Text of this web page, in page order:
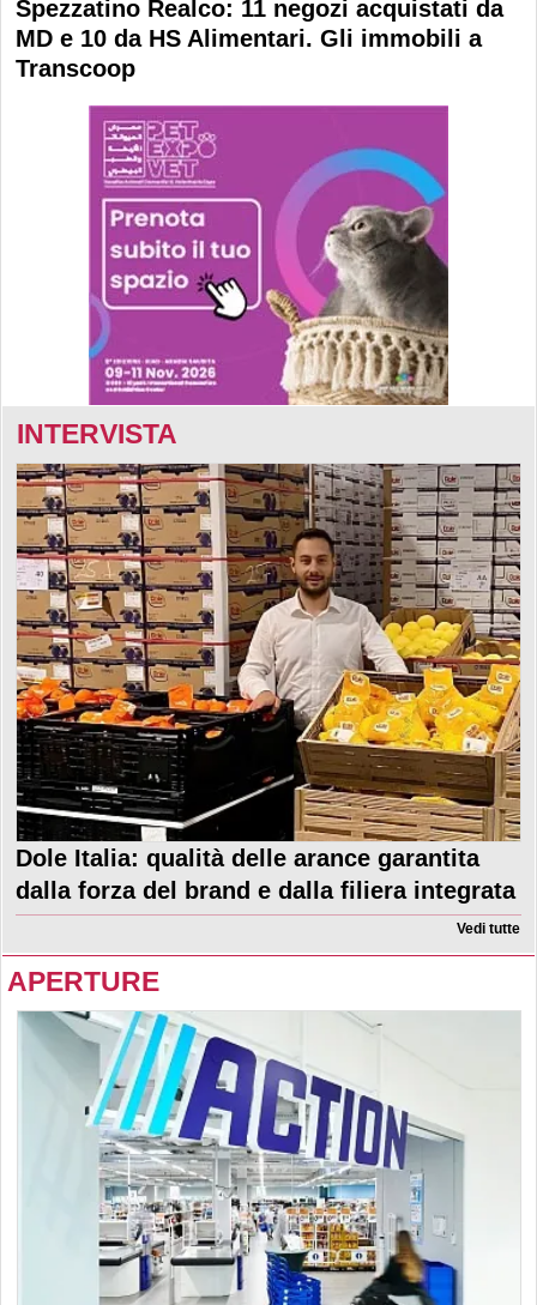
Spezzatino Realco: 11 negozi acquistati da
MD e 10 da HS Alimentari. Gli immobili a
Transcoop
INTERVISTA
Dole Italia: qualità delle arance garantita
dalla forza del brand e dalla filiera integrata
Vedi tutte
APERTURE